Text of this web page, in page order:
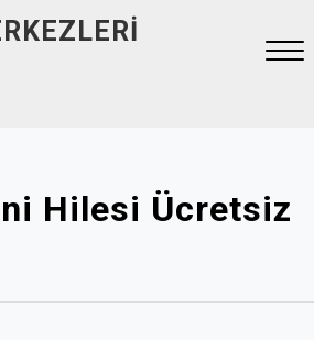
Hilesi Ücretsiz